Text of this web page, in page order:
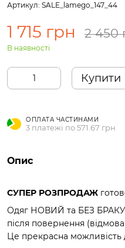
Артикул: SALE_lamego_147_44
1 715 грн 2 450
В наявності
Купити
ОПЛАТА ЧАСТИНАМИ
3 платежі по 571.67 грн
Опис
СУПЕР РОЗПРОДАЖ
Одяг НОВИЙ та БЕЗ БРАКУ!
після повернення
Це прекрасна